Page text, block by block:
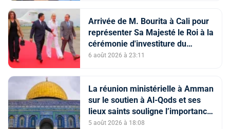
Arrivée de M. Bourita à Cali pour
représenter Sa Majesté le Roi à la
cérémonie d'investiture du
nouveau président colombien
6 août 2026 à 23:11
La réunion ministérielle à Amman
sur le soutien à Al-Qods et ses
lieux saints souligne l’importance
du rôle du Comité Al Qods
5 août 2026 à 18:08